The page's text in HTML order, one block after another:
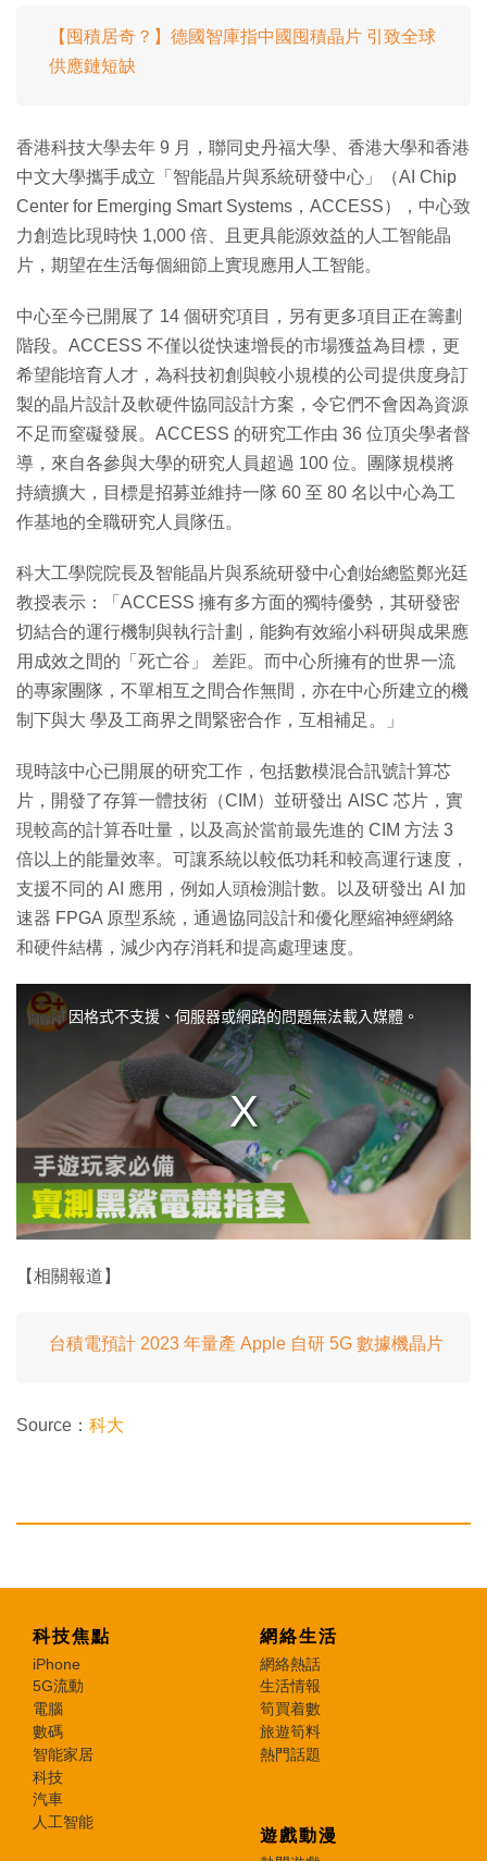
【囤積居奇？】德國智庫指中國囤積晶片 引致全球
供應鏈短缺
香港科技大學去年 9 月，聯同史丹福大學、香港大學和香港
中文大學攜手成立「智能晶片與系統研發中心」（AI Chip
Center for Emerging Smart Systems，ACCESS），中心致
力創造比現時快 1,000 倍、且更具能源效益的人工智能晶
片，期望在生活每個細節上實現應用人工智能。
中心至今已開展了 14 個研究項目，另有更多項目正在籌劃
階段。ACCESS 不僅以從快速增長的市場獲益為目標，更
希望能培育人才，為科技初創與較小規模的公司提供度身訂
製的晶片設計及軟硬件協同設計方案，令它們不會因為資源
不足而窒礙發展。ACCESS 的研究工作由 36 位頂尖學者督
導，來自各參與大學的研究人員超過 100 位。團隊規模將
持續擴大，目標是招募並維持一隊 60 至 80 名以中心為工
作基地的全職研究人員隊伍。
科大工學院院長及智能晶片與系統研發中心創始總監鄭光廷
教授表示：「ACCESS 擁有多方面的獨特優勢，其研發密
切結合的運行機制與執行計劃，能夠有效縮小科研與成果應
用成效之間的「死亡谷」 差距。而中心所擁有的世界一流
的專家團隊，不單相互之間合作無間，亦在中心所建立的機
制下與大 學及工商界之間緊密合作，互相補足。」
現時該中心已開展的研究工作，包括數模混合訊號計算芯
片，開發了存算一體技術（CIM）並研發出 AISC 芯片，實
現較高的計算吞吐量，以及高於當前最先進的 CIM 方法 3
倍以上的能量效率。可讓系統以較低功耗和較高運行速度，
支援不同的 AI 應用，例如人頭檢測計數。以及研發出 AI 加
速器 FPGA 原型系統，通過協同設計和優化壓縮神經網絡
和硬件結構，減少內存消耗和提高處理速度。
w
d
.
因格式不支援、伺服器或網路的問題無法載入媒體。
【相關報道】
台積電預計 2023 年量產 Apple 自研 5G 數據機晶片
Source： 科大
科技焦點
iPhone
5G流動
電腦
數碼
智能家居
科技
汽車
人工智能
網絡生活
網絡熱話
生活情報
筍買着數
旅遊筍料
熱門話題
遊戲動漫